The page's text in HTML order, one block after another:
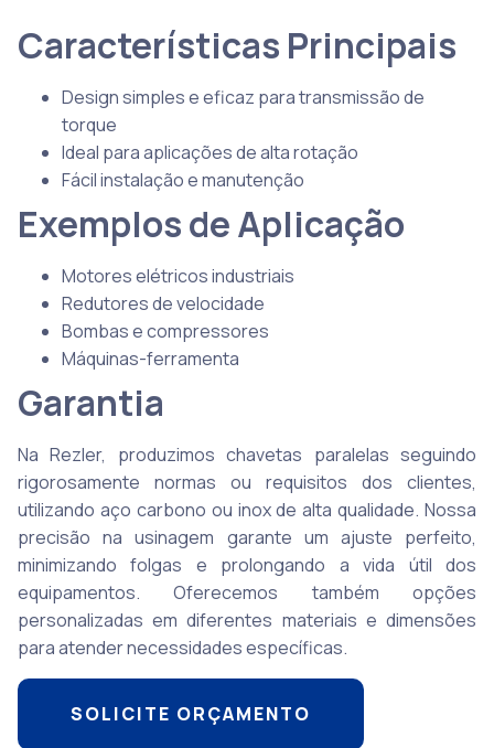
Características Principais
Design simples e eficaz para transmissão de
torque
Ideal para aplicações de alta rotação
Fácil instalação e manutenção
Exemplos de Aplicação
Motores elétricos industriais
Redutores de velocidade
Bombas e compressores
Máquinas-ferramenta
Garantia
Na Rezler, produzimos chavetas paralelas seguindo
rigorosamente normas ou requisitos dos clientes,
utilizando aço carbono ou inox de alta qualidade. Nossa
precisão na usinagem garante um ajuste perfeito,
minimizando folgas e prolongando a vida útil dos
equipamentos. Oferecemos também opções
personalizadas em diferentes materiais e dimensões
para atender necessidades específicas.
SOLICITE ORÇAMENTO